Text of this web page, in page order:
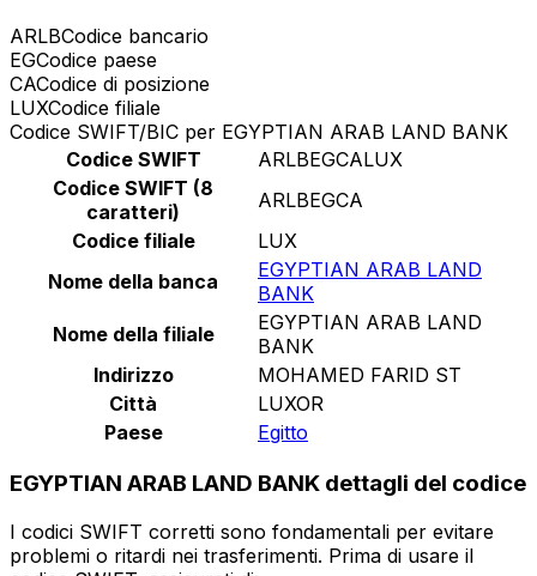
ARLBCodice bancario
EGCodice paese
CACodice di posizione
LUXCodice filiale
Codice SWIFT/BIC per EGYPTIAN ARAB LAND BANK
Codice SWIFT
ARLBEGCALUX
Codice SWIFT (8
caratteri)
ARLBEGCA
Codice filiale
LUX
Nome della banca
EGYPTIAN ARAB LAND
BANK
Nome della filiale
EGYPTIAN ARAB LAND
BANK
Indirizzo
MOHAMED FARID ST
Città
LUXOR
Paese
Egitto
EGYPTIAN ARAB LAND BANK dettagli del codice
I codici SWIFT corretti sono fondamentali per evitare
problemi o ritardi nei trasferimenti. Prima di usare il